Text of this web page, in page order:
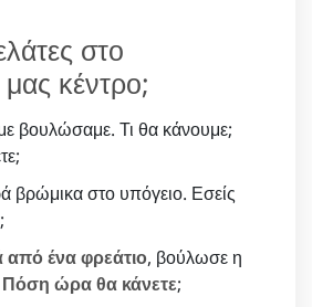
στο
κέντρο;
βουλώσαμε. Τι θα κάνουμε;
βρώμικα στο υπόγειο. Εσείς
από ένα φρεάτιο, βούλωσε η
Πόση ώρα θα κάνετε;